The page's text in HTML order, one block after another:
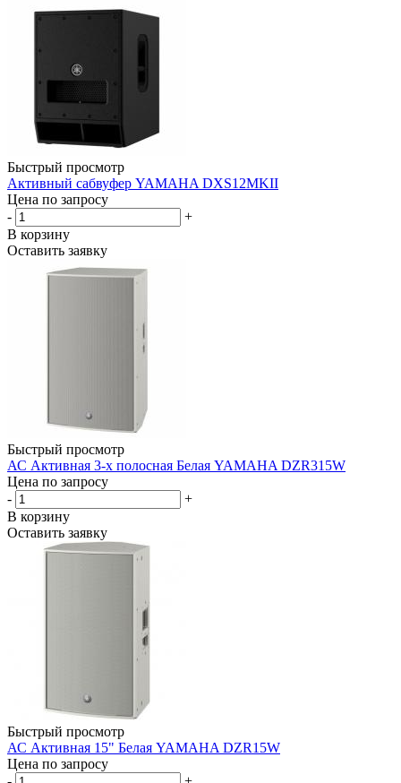
Быстрый просмотр
Активный сабвуфер YAMAHA DXS12MKII
Цена по запросу
-
+
В корзину
Оставить заявку
Быстрый просмотр
АС Активная 3-х полосная Белая YAMAHA DZR315W
Цена по запросу
-
+
В корзину
Оставить заявку
Быстрый просмотр
АС Активная 15" Белая YAMAHA DZR15W
Цена по запросу